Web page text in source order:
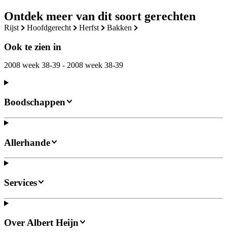
Ontdek meer van dit soort gerechten
rijst hoofdgerecht herfst bakken
Ook te zien in
2008 week 38-39 - 2008 week 38-39
Boodschappen
Allerhande
Services
Over Albert Heijn